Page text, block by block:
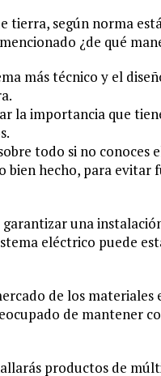
tierra, según norma
¿de qué
más técnico y el
la importancia que
todo si no conoces
bien hecho, para evitar
una
eléctrico puede
de los materiales
de mantener
productos de